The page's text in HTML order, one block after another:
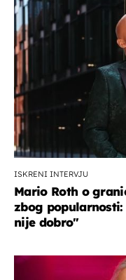
ISKRENI INTERVJU
Mario Roth o
zbog
nije dobro"